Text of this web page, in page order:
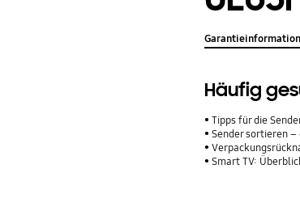
Häufig
Tipps für die
Sender sortieren
Smart TV: